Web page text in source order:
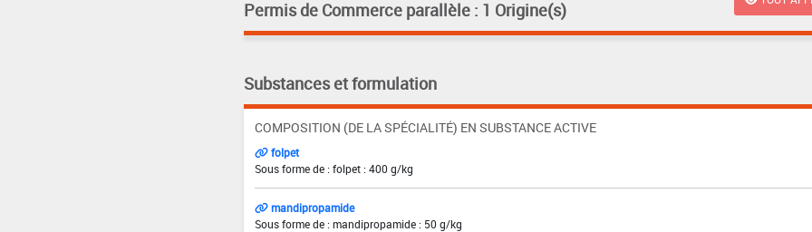
Permis de Commerce parallèle : 1 Origine(s)
Substances et formulation
COMPOSITION (DE LA SPÉCIALITÉ) EN SUBSTANCE ACTIVE
folpet
Sous forme de : folpet : 400 g/kg
mandipropamide
Sous forme de : mandipropamide : 50 g/kg